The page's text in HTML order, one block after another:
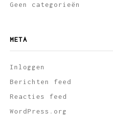
Geen categorieën
META
Inloggen
Berichten feed
Reacties feed
WordPress.org